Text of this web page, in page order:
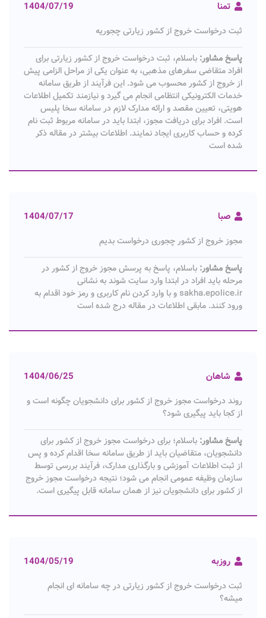
تمنا 1404/07/19
ثبت درخواست خروج از کشور زیارتی چجوریه
پاسخ مشاور: باسلام، ثبت درخواست خروج از کشور زیارتی برای
افراد متقاضی سفرهای مذهبی، به عنوان یکی از مراحل الزامی پیش
از خروج از کشور محسوب می شود. این فرآیند از طریق سامانه
خدمات الکترونیکی انتظامی انجام می گیرد و نیازمند تکمیل اطلاعات
هویتی، تعیین مقصد و ارائه مدارک لازم در سامانه سخا پلیس
است. افراد برای دریافت مجوز، ابتدا باید در سامانه مربوط ثبت نام
کرده و حساب کاربری ایجاد نمایند. اطلاعات بیشتر در مقاله ذکر
شده است
صبا 1404/07/17
مجوز خروج از کشور چجوری درخواست بدیم
پاسخ مشاور: باسلام، پاسخ به پرسش مجوز خروج از کشور در
مرحله باید افراد در ابتدا وارد سایت شوند به نشانی
sakha.epolice.ir و با وارد کردن نام کاربری و رمز خود اقدام به
ورود کنند. مابقی اطلاعات در مقاله درج شده است
شاهان 1404/06/25
روند درخواست مجوز خروج از کشور برای دانشجویان چگونه است و
از کجا باید پیگیری شود؟
پاسخ مشاور: باسلام؛ برای درخواست مجوز خروج از کشور برای
دانشجویان، متقاضیان باید از طریق سامانه سخا اقدام کرده و پس
از ثبت اطلاعات آموزشی و بارگذاری مدارک، فرآیند بررسی توسط
سازمان وظیفه عمومی انجام می‌ شود؛ نتیجه درخواست مجوز خروج
از کشور برای دانشجویان نیز از همان سامانه قابل پیگیری است.
روزبه 1404/05/19
ثبت درخواست خروج از کشور زیارتی در چه سامانه ای انجام
میشه؟